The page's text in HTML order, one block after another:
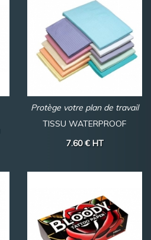
Protège votre plan de travail
TISSU WATERPROOF
7.60 € HT